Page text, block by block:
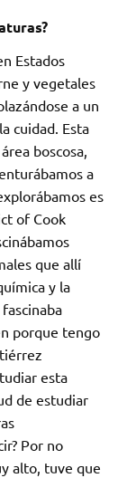
Estados
y vegetales
a un
cuidad. Esta
boscosa,
a
es
of Cook
que allí
y la
porque tengo
esta
de estudiar
Por no
alto, tuve que